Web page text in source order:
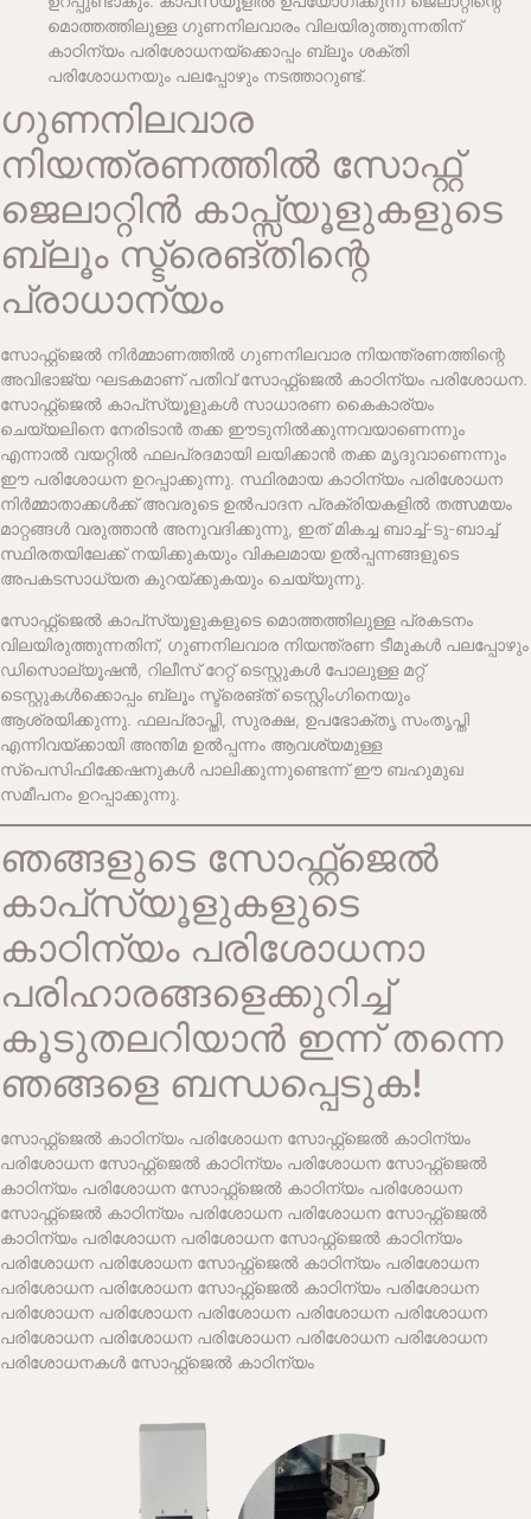
മൊത്തത്തിലുള്ള ഗുണനിലവാരം വിലയിരുത്തുന്നതിന്
കാഠിന്യം പരിശോധനയ്‌ക്കൊപ്പം ബ്ലൂം ശക്തി
പരിശോധനയും പലപ്പോഴും നടത്താറുണ്ട്.
ഗുണനിലവാര
നിയന്ത്രണത്തിൽ സോഫ്റ്റ്
ജെലാറ്റിൻ കാപ്സ്യൂളുകളുടെ
ബ്ലൂം സ്ട്രെങ്തിന്റെ
പ്രാധാന്യം
സോഫ്റ്റ്‌ജെൽ നിർമ്മാണത്തിൽ ഗുണനിലവാര നിയന്ത്രണത്തിന്റെ
അവിഭാജ്യ ഘടകമാണ് പതിവ് സോഫ്റ്റ്‌ജെൽ കാഠിന്യം പരിശോധന.
സോഫ്റ്റ്‌ജെൽ കാപ്‌സ്യൂളുകൾ സാധാരണ കൈകാര്യം
ചെയ്യലിനെ നേരിടാൻ തക്ക ഈടുനിൽക്കുന്നവയാണെന്നും
എന്നാൽ വയറ്റിൽ ഫലപ്രദമായി ലയിക്കാൻ തക്ക മൃദുവാണെന്നും
ഈ പരിശോധന ഉറപ്പാക്കുന്നു. സ്ഥിരമായ കാഠിന്യം പരിശോധന
നിർമ്മാതാക്കൾക്ക് അവരുടെ ഉൽ‌പാദന പ്രക്രിയകളിൽ തത്സമയം
മാറ്റങ്ങൾ വരുത്താൻ അനുവദിക്കുന്നു, ഇത് മികച്ച ബാച്ച്-ടു-ബാച്ച്
സ്ഥിരതയിലേക്ക് നയിക്കുകയും വികലമായ ഉൽപ്പന്നങ്ങളുടെ
അപകടസാധ്യത കുറയ്ക്കുകയും ചെയ്യുന്നു.
സോഫ്റ്റ്‌ജെൽ കാപ്‌സ്യൂളുകളുടെ മൊത്തത്തിലുള്ള പ്രകടനം
വിലയിരുത്തുന്നതിന്, ഗുണനിലവാര നിയന്ത്രണ ടീമുകൾ പലപ്പോഴും
ഡിസൊല്യൂഷൻ, റിലീസ് റേറ്റ് ടെസ്റ്റുകൾ പോലുള്ള മറ്റ്
ടെസ്റ്റുകൾക്കൊപ്പം ബ്ലൂം സ്ട്രെങ്ത് ടെസ്റ്റിംഗിനെയും
ആശ്രയിക്കുന്നു. ഫലപ്രാപ്തി, സുരക്ഷ, ഉപഭോക്തൃ സംതൃപ്തി
എന്നിവയ്ക്കായി അന്തിമ ഉൽപ്പന്നം ആവശ്യമുള്ള
സ്പെസിഫിക്കേഷനുകൾ പാലിക്കുന്നുണ്ടെന്ന് ഈ ബഹുമുഖ
സമീപനം ഉറപ്പാക്കുന്നു.
ഞങ്ങളുടെ സോഫ്റ്റ്‌ജെൽ
കാപ്‌സ്യൂളുകളുടെ
കാഠിന്യം പരിശോധനാ
പരിഹാരങ്ങളെക്കുറിച്ച്
കൂടുതലറിയാൻ ഇന്ന് തന്നെ
ഞങ്ങളെ ബന്ധപ്പെടുക!
സോഫ്റ്റ്‌ജെൽ കാഠിന്യം പരിശോധന സോഫ്റ്റ്‌ജെൽ കാഠിന്യം
പരിശോധന സോഫ്റ്റ്‌ജെൽ കാഠിന്യം പരിശോധന സോഫ്റ്റ്‌ജെൽ
കാഠിന്യം പരിശോധന സോഫ്റ്റ്‌ജെൽ കാഠിന്യം പരിശോധന
സോഫ്റ്റ്‌ജെൽ കാഠിന്യം പരിശോധന പരിശോധന സോഫ്റ്റ്‌ജെൽ
കാഠിന്യം പരിശോധന പരിശോധന സോഫ്റ്റ്‌ജെൽ കാഠിന്യം
പരിശോധന പരിശോധന സോഫ്റ്റ്‌ജെൽ കാഠിന്യം പരിശോധന
പരിശോധന പരിശോധന സോഫ്റ്റ്‌ജെൽ കാഠിന്യം പരിശോധന
പരിശോധന പരിശോധന പരിശോധന പരിശോധന പരിശോധന
പരിശോധന പരിശോധന പരിശോധന പരിശോധന പരിശോധന
പരിശോധനകൾ സോഫ്റ്റ്‌ജെൽ കാഠിന്യം